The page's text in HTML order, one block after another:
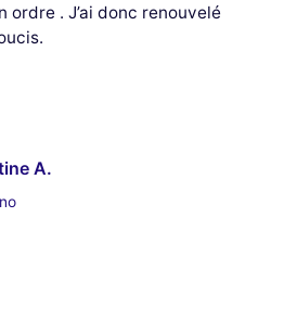
ordre . J’ai donc renouvelé
A.